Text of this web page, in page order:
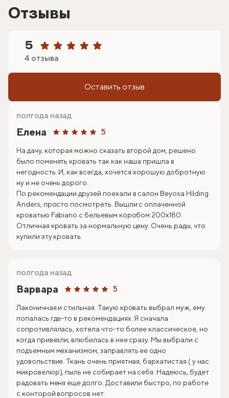
Отзывы
5
4 отзыва
Оставить отзыв
Елена 5
полгода назад
На дачу, которая можно сказать второй дом, решено
было поменять кровать так как наша пришла в
негодность. И, как всегда, хочется хорошую добротную
ну и не очень дорого.
По рекомендации друзей поехали в салон Beyosa Hilding
Anders, просто посмотреть. Вышли с оплаченной
кроватью Fabiano с бельевым коробом 200х180.
Отличная кровать за нормальную цену. Очень рады, что
купили эту кровать.
Варвара 5
полгода назад
Лаконичная и стильная. Такую кровать выбрал муж, ему
попалась где-то в рекомендациях. Я сначала
сопротивлялась, хотела что-то более классическое, но
когда привезли, влюбилась в нее сразу. Мы выбрали с
подъемным механизмом, заправлять ее одно
удовольствие. Ткань очень приятная, бархатистая ( у нас
микровелюр), пыль не собирает на себя. Надеюсь, будет
радовать меня еще долго. Доставили быстро, по работе
с конторой вопросов нет.